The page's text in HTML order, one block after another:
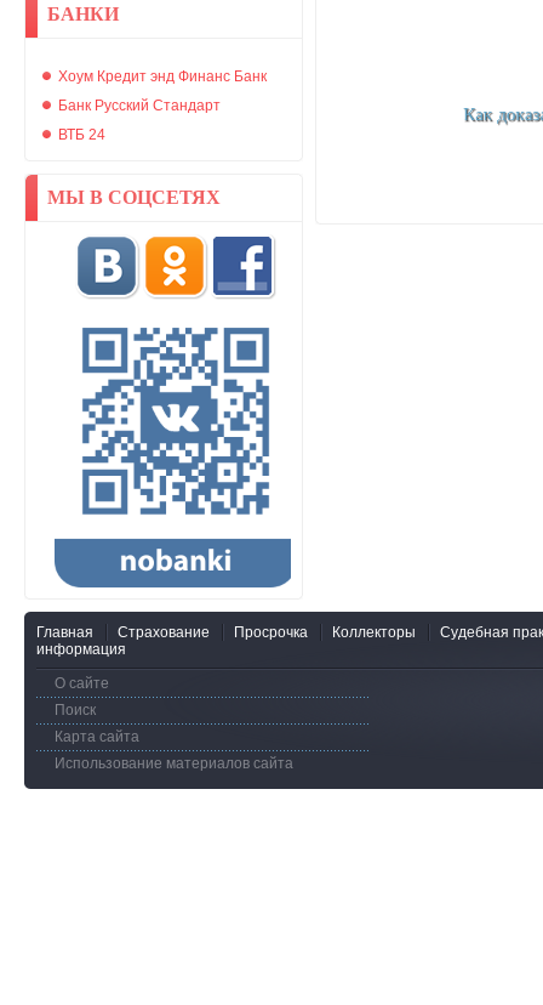
БАНКИ
Хоум Кредит энд Финанс Банк
Банк Русский Стандарт
ВТБ 24
МЫ В СОЦСЕТЯХ
Главная Страхование Просрочка Коллекторы
Судебная
информация
О сайте
Поиск
Карта сайта
Использование материалов сайта